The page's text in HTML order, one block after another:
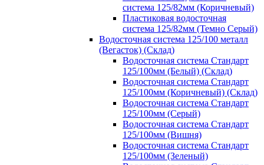
система 125/82мм (Коричневый)
Пластиковая водосточная
система 125/82мм (Темно Серый)
Водосточная система 125/100 металл
(Вегасток) (Склад)
Водосточная система Стандарт
125/100мм (Белый) (Склад)
Водосточная система Стандарт
125/100мм (Коричневый) (Склад)
Водосточная система Стандарт
125/100мм (Серый)
Водосточная система Стандарт
125/100мм (Вишня)
Водосточная система Стандарт
125/100мм (Зеленый)